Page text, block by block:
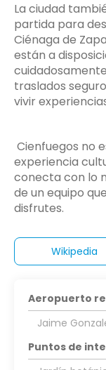
La ciudad
partida para
Ciénaga de
están a
traslados
vivir
Cienfuegos no
experiencia
conecta con lo
de un equipo
disfrutes.
Wikipedia
Aeropuerto
Jaime
Puntos de